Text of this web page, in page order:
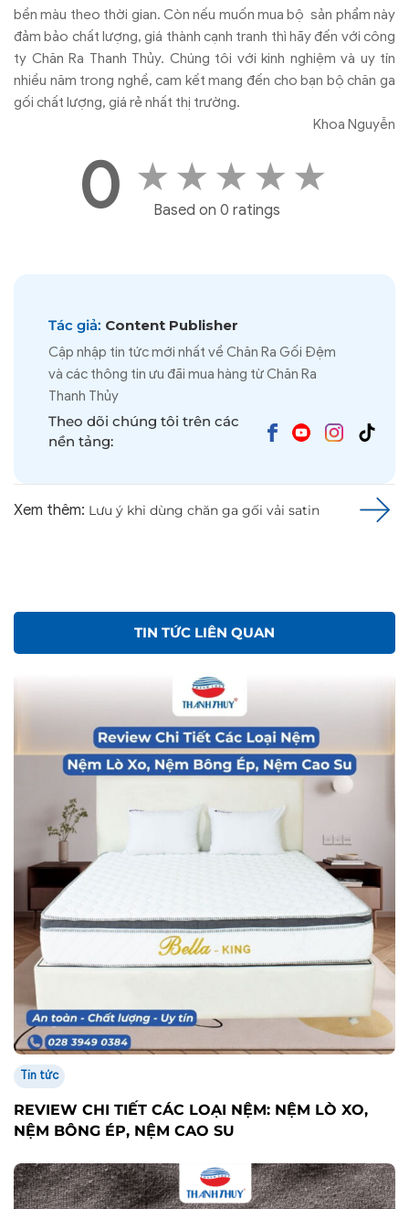
bền màu theo thời gian. Còn nếu muốn mua bộ sản phẩm này
đảm bảo chất lượng, giá thành cạnh tranh thì hãy đến với công
ty Chăn Ra Thanh Thủy. Chúng tôi với kinh nghiệm và uy tín
nhiều năm trong nghề, cam kết mang đến cho bạn bộ chăn ga
gối chất lượng, giá rẻ nhất thị trường.
Khoa Nguyễn
0 ★ ★ ★ ★ ★
Based on 0 ratings
Tác giả: Content Publisher
Cập nhập tin tức mới nhất về Chăn Ra Gối Đệm
và các thông tin ưu đãi mua hàng từ Chăn Ra
Thanh Thủy
Theo dõi chúng tôi trên các
nền tảng:
Xem thêm: Lưu ý khi dùng chăn ga gối vải satin
TIN TỨC LIÊN QUAN
Tin tức
REVIEW CHI TIẾT CÁC LOẠI NỆM: NỆM LÒ XO,
NỆM BÔNG ÉP, NỆM CAO SU